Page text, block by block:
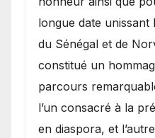
longue date unissant
du Sénégal et de
constitué un
parcours
l’un consacré à la
en diaspora, et